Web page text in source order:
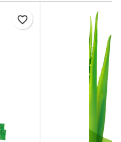
favorite_border